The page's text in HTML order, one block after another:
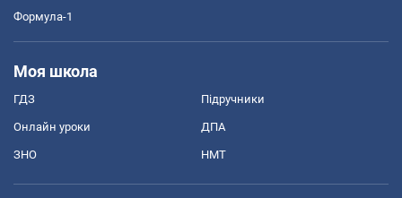
Формула-1
Моя школа
ГДЗ Підручники
Онлайн уроки ДПА
ЗНО НМТ